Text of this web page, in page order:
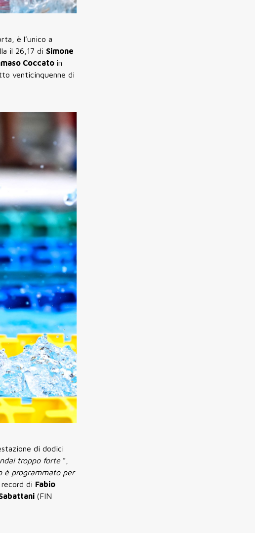
è l’unico a
il 26,17 di Simone
Coccato in
venticinquenne di
di dodici
troppo forte ”,
è programmato per
record di Fabio
(FIN